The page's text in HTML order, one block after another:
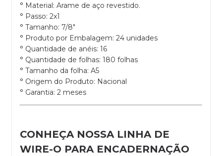
° Material: Arame de aço revestido.
° Passo: 2x1
° Tamanho: 7/8"
° Produto por Embalagem: 24 unidades
° Quantidade de anéis: 16
° Quantidade de folhas: 180 folhas
° Tamanho da folha: A5
° Origem do Produto: Nacional
° Garantia: 2 meses
CONHEÇA NOSSA LINHA DE
WIRE-O PARA ENCADERNAÇÃO